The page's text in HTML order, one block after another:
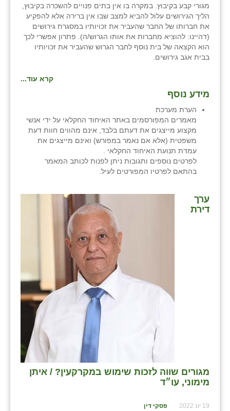
מגורי קבע בקיבוץ. במקרה בו אין בתים פנויים להשכרה בקיבוץ,
הליך הגירושים עלול להביא למצב שבו אין ברירה אלא להפקיע
את חברותו של החבר שהעביר את זכויותיו במסגרת גירושים
(דהיינו: להוציא מחברות את אותו הגרוש/ה). פתרון אפשרי לכך
הוא הקצאה של בית נוסף לחבר הגרוש שהעביר את זכויותיו
בבית אגב גירושים.
קרא עוד...
מידע נוסף
הערת מערכת
מאמרים המפורסמים באתר האיחוד החקלאי על ידי אנשי
מקצוע מייצגים את דעתם בלבד, אינם מהווים חוות דעת
משפטית (אלא אם נאמר במפורש) ואינם מייצגים את
עמדת תנועת האיחוד החקלאי .
לפרטים נוספים ותגובות ניתן לפנות לכותב המאמר
בהתאם לפרטיו המפורטים לעיל.
ערך
דירת
מגורים שווה לזכות שימוש במקרקעין? / איתן
מימוני, עו״ד
19 יונ 2022 פסקי דין